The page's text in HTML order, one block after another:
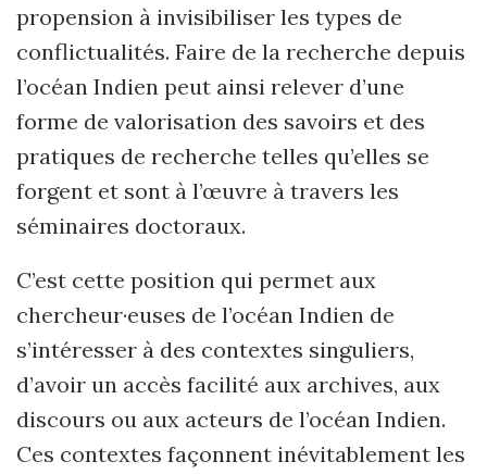
propension à invisibiliser les types de
conflictualités. Faire de la recherche depuis
l’océan Indien peut ainsi relever d’une
forme de valorisation des savoirs et des
pratiques de recherche telles qu’elles se
forgent et sont à l’œuvre à travers les
séminaires doctoraux.
C’est cette position qui permet aux
chercheur·euses de l’océan Indien de
s’intéresser à des contextes singuliers,
d’avoir un accès facilité aux archives, aux
discours ou aux acteurs de l’océan Indien.
Ces contextes façonnent inévitablement les